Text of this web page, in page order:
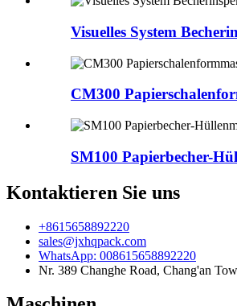
Visuelles System
CM300
SM100 Papierbecher-
Kontaktieren Sie uns
+8615658892220
sales@jxhqpack.com
WhatsApp: 008615658892220
Nr. 389 Changhe Road, Chang'an